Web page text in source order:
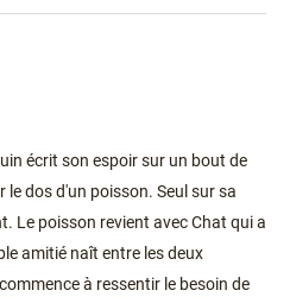
écrit son espoir sur un bout de
dos d'un poisson. Seul sur sa
Le poisson revient avec Chat qui a
amitié naît entre les deux
à ressentir le besoin de